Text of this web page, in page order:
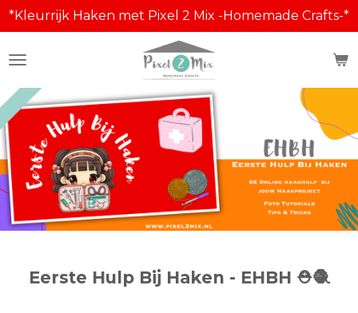
Ga
direct
naar
hoofdinhoud
*Kleurrijk Haken met Pixel 2 Mix -Homemade Crafts-*
Eerste Hulp Bij Haken - EHBH ⛑️🧶